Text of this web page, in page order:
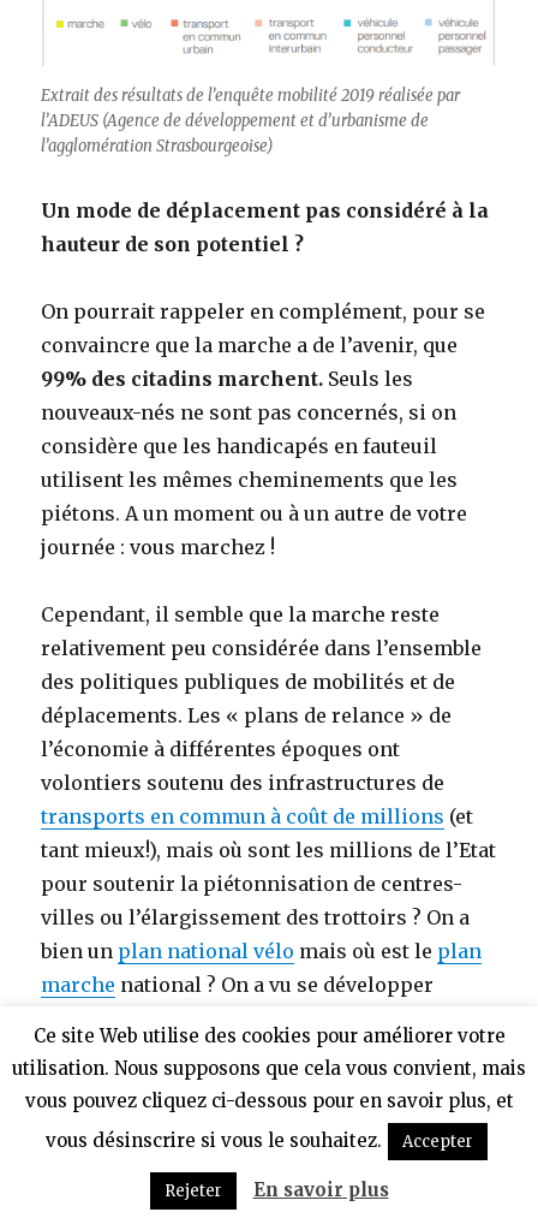
Extrait des résultats de l’enquête mobilité 2019 réalisée par
l’ADEUS (Agence de développement et d’urbanisme de
l’agglomération Strasbourgeoise)
Un mode de déplacement pas considéré à la
hauteur de son potentiel ?
On pourrait rappeler en complément, pour se
convaincre que la marche a de l’avenir, que
99% des citadins marchent. Seuls les
nouveaux-nés ne sont pas concernés, si on
considère que les handicapés en fauteuil
utilisent les mêmes cheminements que les
piétons. A un moment ou à un autre de votre
journée : vous marchez !
Cependant, il semble que la marche reste
relativement peu considérée dans l’ensemble
des politiques publiques de mobilités et de
déplacements. Les « plans de relance » de
l’économie à différentes époques ont
volontiers soutenu des infrastructures de
transports en commun à coût de millions (et
tant mieux!), mais où sont les millions de l’Etat
pour soutenir la piétonnisation de centres-
villes ou l’élargissement des trottoirs ? On a
bien un plan national vélo mais où est le plan
marche national ? On a vu se développer
coronacheminements
ou « coronarues piétonnes » .
Ne serions nous pas victimes sur ce point d’un
milieu professionnel, celui de l’aménagement
Ce site Web utilise des cookies pour améliorer votre
utilisation. Nous supposons que cela vous convient, mais
vous pouvez cliquez ci-dessous pour en savoir plus, et
vous désinscrire si vous le souhaitez.
Accepter
Rejeter En savoir plus